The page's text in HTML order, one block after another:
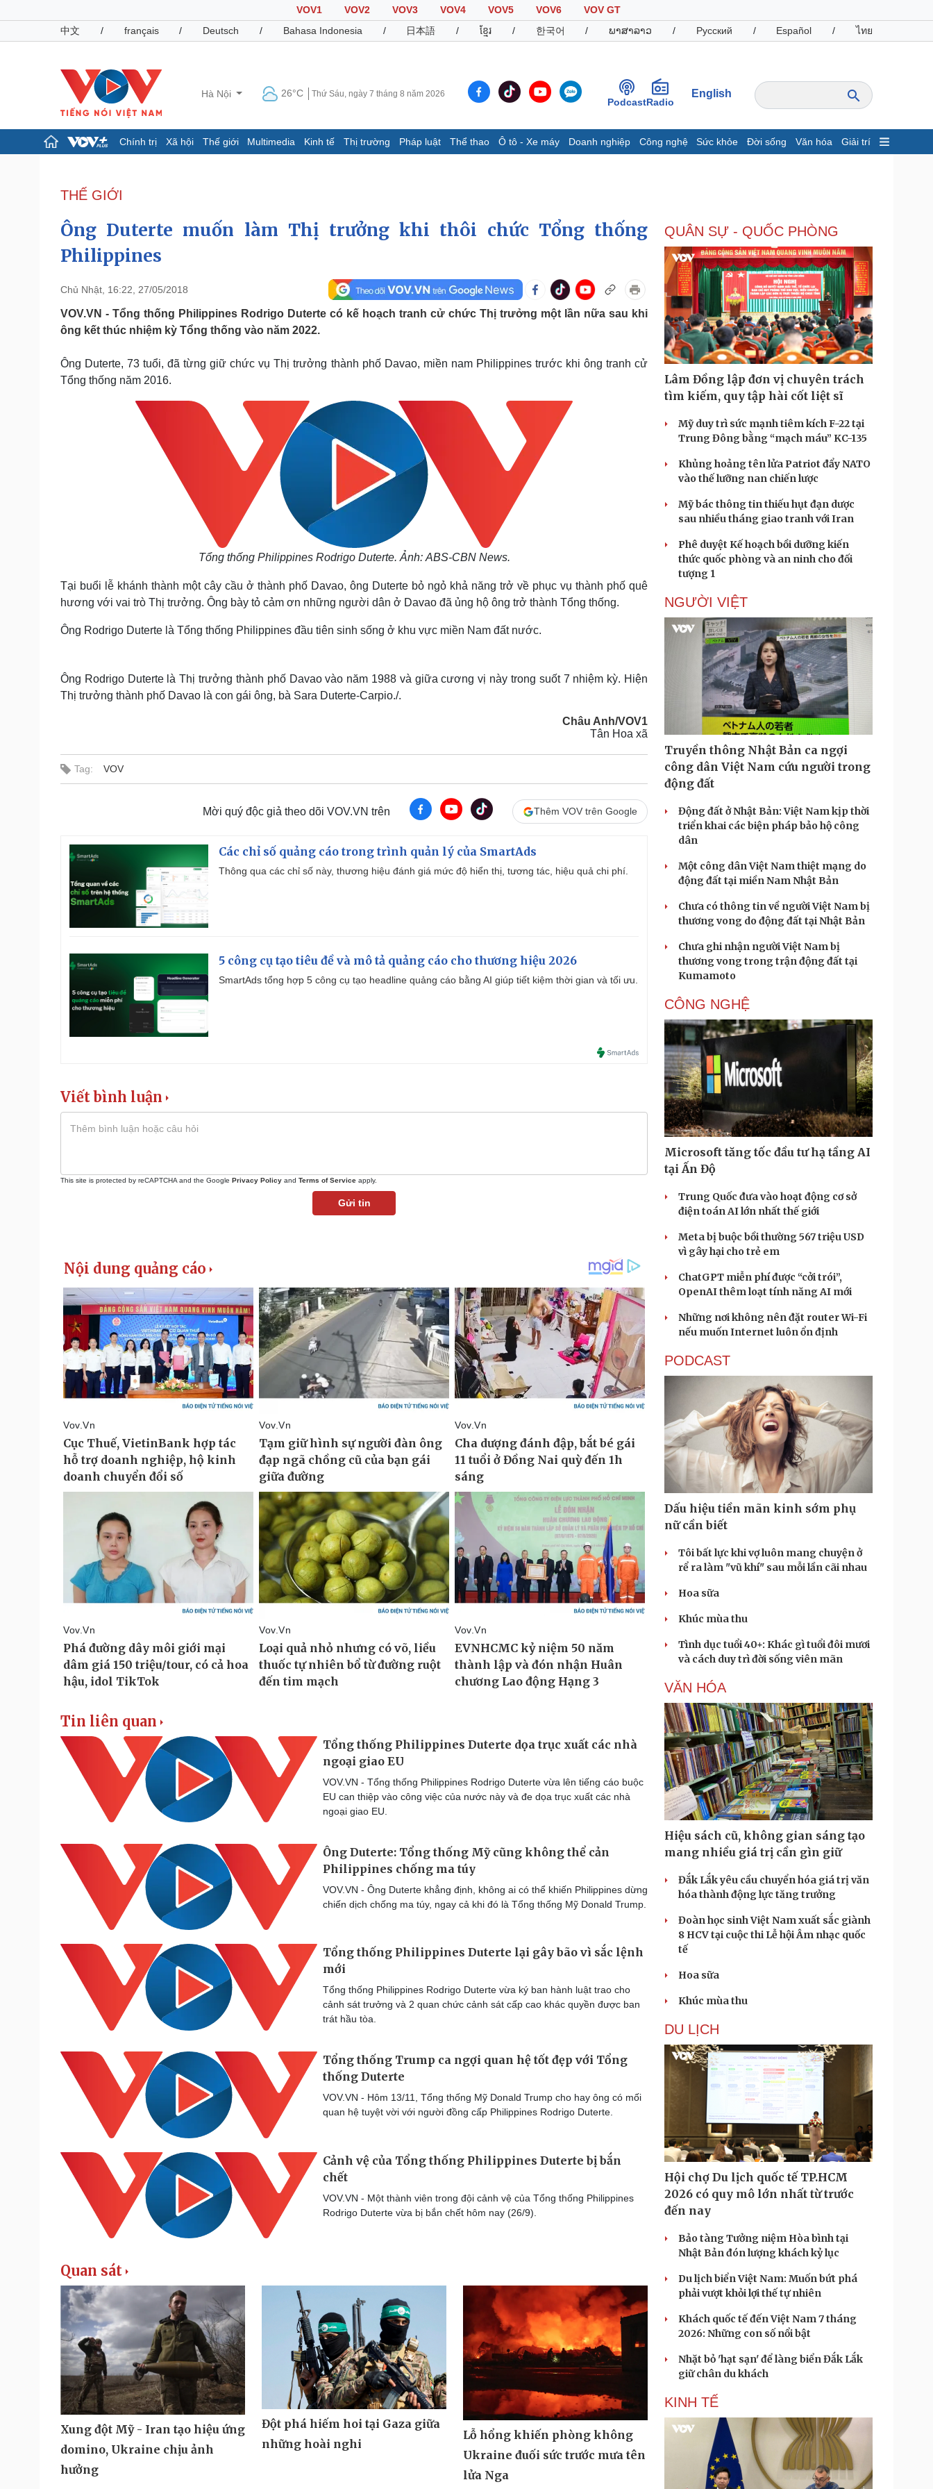
VOV1 VOV2 VOV3 VOV4 VOV5 VOV6
VOV GT
中文
/ français / Deutsch / Bahasa Indonesia / 日本語 / ខ្មែរ / 한국어 / ພາສາລາວ / Русский / Español / ไทย
Hà Nội 26°C Thứ Sáu, ngày 7 tháng 8 năm 2026
PodcastRadio
English
Chính trị Xã hội Thế giới Multimedia Kinh tế Thị trường Pháp luật Thể thao Ô tô - Xe máy Doanh nghiệp Công nghệ Sức khỏe Đời sống Văn hóa Giải trí
Đảng
Tổ chức nhân sự
Quốc hội
Nhận diện sự thật
Giáo dục
Dấu ấn VOV
Hồ sơ
Infographic
Chứng khoán
Giá cà phê
Pháp luật
Tin nóng
Tư vấn luật
Việt Nam
Phân tích
Thể thao
Lịch thi đấu bóng đá
Hậu trường
Ô tô - Xe máy
Xe máy
Doanh nghiệp
Thông tin doanh nghiệp
Doanh nghiệp 24h
Doanh nhân
Vì cộng đồng
Công nghệ
Sành điệu
Tin Công nghệ
Trải nghiệm
Chuyển đổi số
Sức khỏe
Dinh dưỡng - món ngon
Nhà đẹp
Blog
Tình yêu - Gia đình
Sân khấu - Điện ảnh
Di sản
Nghệ sĩ
Thời trang
Sao Việt
Podcast
Câu chuyện thời sự
Đọc truyện đêm khuya
Cửa sổ tình yêu
Hạt giống tâm hồn
THẾ GIỚI
Ông Duterte muốn làm Thị trưởng khi thôi chức Tổng thống
Philippines
Chủ Nhật, 16:22, 27/05/2018
VOV.VN - Tổng thống Philippines Rodrigo Duterte có kế hoạch tranh cử chức Thị trưởng một lần nữa sau khi
ông kết thúc nhiệm kỳ Tổng thống vào năm 2022.
Ông Duterte, 73 tuổi, đã từng giữ chức vụ Thị trưởng thành phố Davao, miền nam Philippines trước khi ông tranh cử
Tổng thống năm 2016.
Tổng thống Philippines Rodrigo Duterte. Ảnh: ABS-CBN News.
Tại buổi lễ khánh thành một cây cầu ở thành phố Davao, ông Duterte bỏ ngỏ khả năng trở về phục vụ thành phố quê
hương với vai trò Thị trưởng. Ông bày tỏ cảm ơn những người dân ở Davao đã ủng hộ ông trở thành Tổng thống.
Ông Rodrigo Duterte là Tổng thống Philippines đầu tiên sinh sống ở khu vực miền Nam đất nước.
Ông Rodrigo Duterte là Thị trưởng thành phố Davao vào năm 1988 và giữa cương vị này trong suốt 7 nhiệm kỳ. Hiện
Thị trưởng thành phố Davao là con gái ông, bà Sara Duterte-Carpio./.
Châu Anh/VOV1
Tân Hoa xã
Tag: VOV
Mời quý độc giả theo dõi VOV.VN trên Thêm VOV trên Google
Các chỉ số quảng cáo trong trình quản lý của SmartAds
Thông qua các chỉ số này, thương hiệu đánh giá mức độ hiển thị, tương tác, hiệu quả chi phí.
5 công cụ tạo tiêu đề và mô tả quảng cáo cho thương hiệu 2026
SmartAds tổng hợp 5 công cụ tạo headline quảng cáo bằng AI giúp tiết kiệm thời gian và tối ưu.
Viết bình luận
This site is protected by reCAPTCHA and the Google Privacy Policy and Terms of Service apply.
Gửi tin
Tin liên quan
Tổng thống Philippines Duterte dọa trục xuất các nhà
ngoại giao EU
VOV.VN - Tổng thống Philippines Rodrigo Duterte vừa lên tiếng cáo buộc
EU can thiệp vào công việc của nước này và đe dọa trục xuất các nhà
ngoại giao EU.
Ông Duterte: Tổng thống Mỹ cũng không thể cản
Philippines chống ma túy
VOV.VN - Ông Duterte khẳng định, không ai có thể khiến Philippines dừng
chiến dịch chống ma túy, ngay cả khi đó là Tổng thống Mỹ Donald Trump.
Tổng thống Philippines Duterte lại gây bão vì sắc lệnh
mới
Tổng thống Philippines Rodrigo Duterte vừa ký ban hành luật trao cho
cảnh sát trưởng và 2 quan chức cảnh sát cấp cao khác quyền được ban
trát hầu tòa.
Tổng thống Trump ca ngợi quan hệ tốt đẹp với Tổng
thống Duterte
VOV.VN - Hôm 13/11, Tổng thống Mỹ Donald Trump cho hay ông có mối
quan hệ tuyệt vời với người đồng cấp Philippines Rodrigo Duterte.
Cảnh vệ của Tổng thống Philippines Duterte bị bắn
chết
VOV.VN - Một thành viên trong đội cảnh vệ của Tổng thống Philippines
Rodrigo Duterte vừa bị bắn chết hôm nay (26/9).
Quan sát
Xung đột Mỹ - Iran tạo hiệu ứng
domino, Ukraine chịu ảnh
hưởng
Đột phá hiếm hoi tại Gaza giữa
những hoài nghi
Lỗ hổng khiến phòng không
Ukraine đuối sức trước mưa tên
lửa Nga
QUÂN SỰ - QUỐC PHÒNG
Lâm Đồng lập đơn vị chuyên trách
tìm kiếm, quy tập hài cốt liệt sĩ
Mỹ duy trì sức mạnh tiêm kích F-22 tại
Trung Đông bằng “mạch máu” KC-135
Khủng hoảng tên lửa Patriot đẩy NATO
vào thế lưỡng nan chiến lược
Mỹ bác thông tin thiếu hụt đạn dược
sau nhiều tháng giao tranh với Iran
Phê duyệt Kế hoạch bồi dưỡng kiến
thức quốc phòng và an ninh cho đối
tượng 1
NGƯỜI VIỆT
Truyền thông Nhật Bản ca ngợi
công dân Việt Nam cứu người trong
động đất
Động đất ở Nhật Bản: Việt Nam kịp thời
triển khai các biện pháp bảo hộ công
dân
Một công dân Việt Nam thiệt mạng do
động đất tại miền Nam Nhật Bản
Chưa có thông tin về người Việt Nam bị
thương vong do động đất tại Nhật Bản
Chưa ghi nhận người Việt Nam bị
thương vong trong trận động đất tại
Kumamoto
CÔNG NGHỆ
Microsoft tăng tốc đầu tư hạ tầng AI
tại Ấn Độ
Trung Quốc đưa vào hoạt động cơ sở
điện toán AI lớn nhất thế giới
Meta bị buộc bồi thường 567 triệu USD
vì gây hại cho trẻ em
ChatGPT miễn phí được “cởi trói”,
OpenAI thêm loạt tính năng AI mới
Những nơi không nên đặt router Wi-Fi
nếu muốn Internet luôn ổn định
PODCAST
Dấu hiệu tiền mãn kinh sớm phụ
nữ cần biết
Tôi bất lực khi vợ luôn mang chuyện ở
rể ra làm "vũ khí" sau mỗi lần cãi nhau
Hoa sữa
Khúc mùa thu
Tình dục tuổi 40+: Khác gì tuổi đôi mươi
và cách duy trì đời sống viên mãn
VĂN HÓA
Hiệu sách cũ, không gian sáng tạo
mang nhiều giá trị cần gìn giữ
Đắk Lắk yêu cầu chuyển hóa giá trị văn
hóa thành động lực tăng trưởng
Đoàn học sinh Việt Nam xuất sắc giành
8 HCV tại cuộc thi Lễ hội Âm nhạc quốc
tế
Hoa sữa
Khúc mùa thu
DU LỊCH
Hội chợ Du lịch quốc tế TP.HCM
2026 có quy mô lớn nhất từ trước
đến nay
Bảo tàng Tưởng niệm Hòa bình tại
Nhật Bản đón lượng khách kỷ lục
Du lịch biển Việt Nam: Muốn bứt phá
phải vượt khỏi lợi thế tự nhiên
Khách quốc tế đến Việt Nam 7 tháng
2026: Những con số nổi bật
Nhặt bỏ 'hạt sạn' để làng biển Đắk Lắk
giữ chân du khách
KINH TẾ